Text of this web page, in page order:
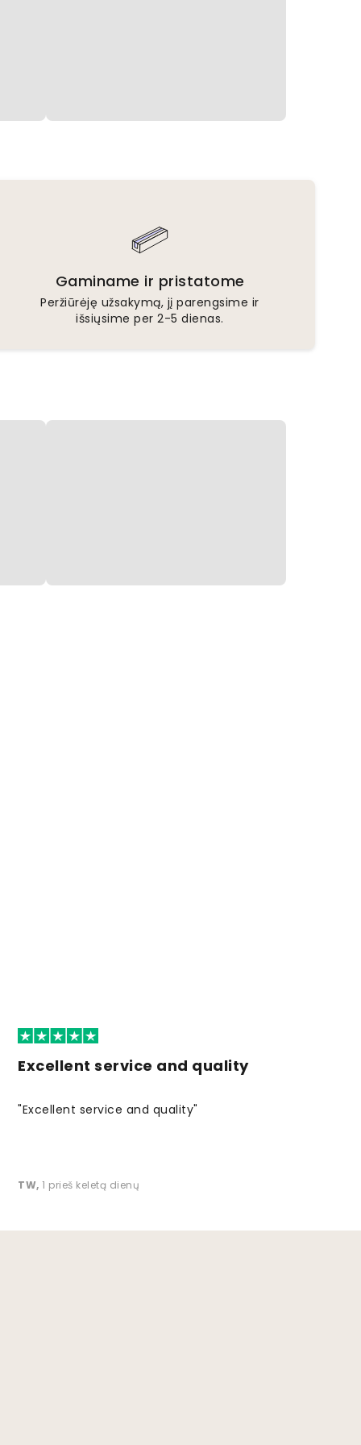
Gaminame ir pristatome
Peržiūrėję užsakymą, jį parengsime ir
išsiųsime per 2-5 dienas.
Excellent service and quality
"Excellent service and quality"
TW, 1 prieš keletą dienų